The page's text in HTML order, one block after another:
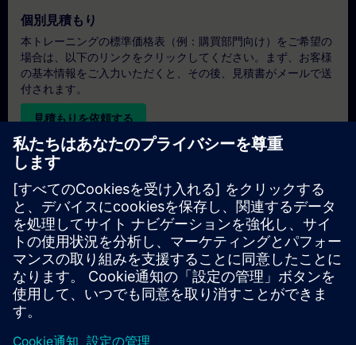
個別見積もり
本トレーニングの標準価格表（例：購買部門向け）をご希望の
場合は、以下のリンクをクリックしてください。まず、お客様
の基本情報をご入力いただくと、その後、見積書がメールで送
付されます。
見積もりを依頼する
専用トレーニングのお問い合わせ
オンサイト、オンライン、または当社のSITRAINトレーニング
センターでの専用トレーニングコースの見積もりをご希望の場
合は、以下の問い合わせフォームにご記入ください。このタイ
プのお問い合わせは、大人数（6名以上）のグループに適して
います。ご連絡先とトレーニングのご要望をご入力いただく
と、当社から見積もりをお送りいたします。